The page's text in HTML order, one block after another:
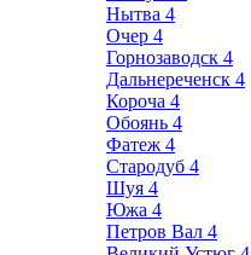
Нытва 4
Очер 4
Горнозаводск 4
Дальнереченск 4
Короча 4
Обоянь 4
Фатеж 4
Стародуб 4
Шуя 4
Южа 4
Петров Вал 4